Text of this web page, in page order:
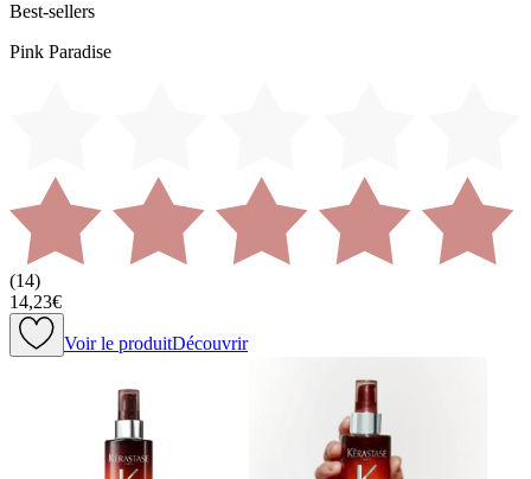
Best-sellers
Pink Paradise
(14)
14,23€
Voir le produitDécouvrir